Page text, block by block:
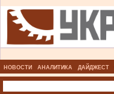
НОВОСТИ АНАЛИТИКА ДАЙДЖЕСТ